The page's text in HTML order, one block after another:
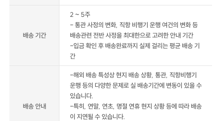
배송 기간
2 ~ 5주
- 통관 사정의 변화, 직항 비행기 운행 여건의 변화 등
배송관련 전반 사정을 최대한으로 고려한 안내 기간
-입금 확인 후 배송완료까지 실제 걸리는 평균 배송 기
간
배송 안내
-해외 배송 특성상 현지 배송 상황, 통관, 직항비행기
운행 등의 다양한 문제로 실 배송기간에 변동이 있을 수
있습니다.
-특히, 연말, 연초, 명절 연휴 현지 상황 등에 따라 배송
이 지연될 수 있습니다.